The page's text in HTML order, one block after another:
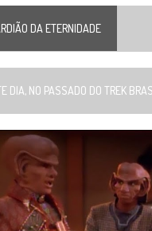
DA ETERNIDADE
DIA, NO PASSADO DO TREK